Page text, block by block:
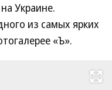
Украине.
из самых ярких
«Ъ».
Развернуть